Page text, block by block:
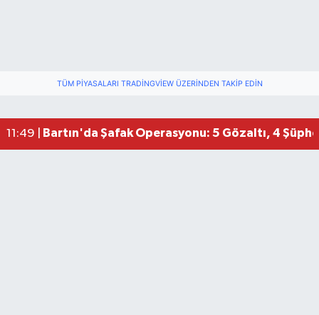
TÜM PIYASALARI TRADINGVIEW ÜZERINDEN TAKIP EDIN
11:49 | Bartın'da Şafak Operasyonu: 5 Gözaltı, 4